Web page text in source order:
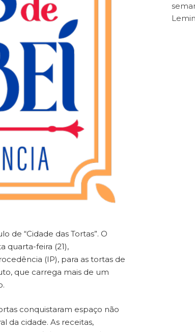
de “Cidade das Tortas”. O
quarta-feira (21),
(IP), para as tortas de
que carrega mais de um
conquistaram espaço não
da cidade. As receitas,